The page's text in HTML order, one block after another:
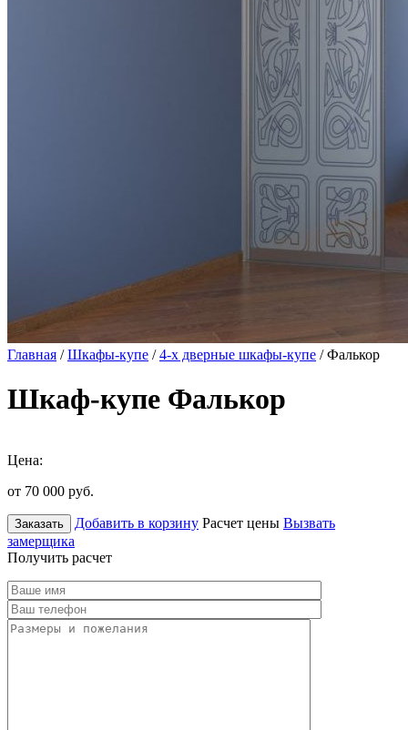
Главная /Шкафы-купе /4-х дверные шкафы-купе / Фалькор
Шкаф-купе Фалькор
Цена:
от 70 000 руб.
Заказать Добавить в корзину Расчет цены Вызвать
замерщика
Получить расчет